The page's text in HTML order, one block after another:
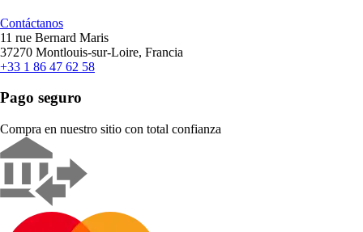
Contáctanos
11 rue Bernard Maris
37270 Montlouis-sur-Loire, Francia
+33 1 86 47 62 58
Pago seguro
Compra en nuestro sitio con total confianza